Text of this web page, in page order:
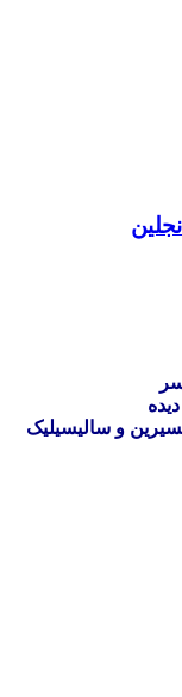
سی ای، پرودیو 500، گلیسیرین و سالیسیلیک